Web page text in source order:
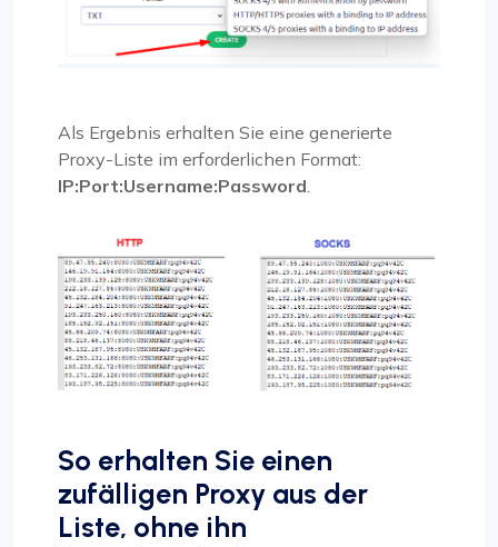
Als Ergebnis erhalten Sie eine generierte
Proxy-Liste im erforderlichen Format:
IP:Port:Username:Password
So erhalten Sie einen
zufälligen Proxy aus der
Liste, ohne ihn